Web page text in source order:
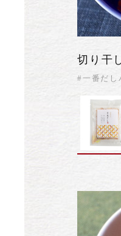
切り干
#一番だし